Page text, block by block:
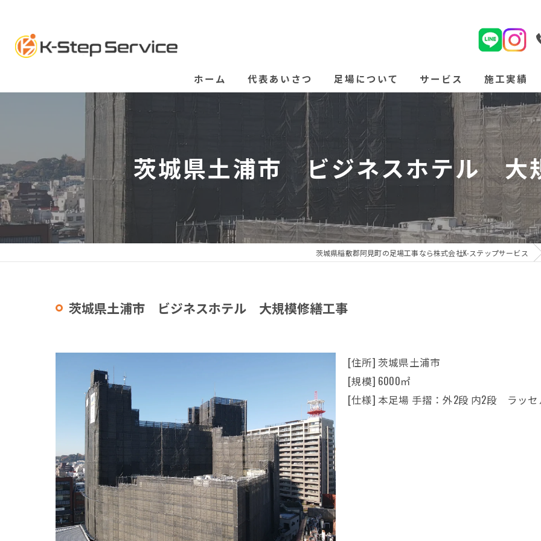
ホーム 代表あいさつ 足場について
よくある質問
サービス 施工実績
茨城県土浦市 ビジネスホテル 大
茨城県稲敷郡阿見町の足場工事なら株式会社K-ステップサービス
茨城県土浦市 ビジネスホテル 大規模修繕工事
[住所] 茨城県土浦市
[規模] 6000㎡
[仕様] 本足場 手摺：外2段 内2段 ラッセ